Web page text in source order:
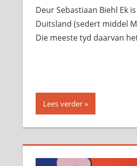
Deur Sebastiaan Biehl Ek
Duitsland (sedert middel
Die meeste tyd daarvan
Lees verder